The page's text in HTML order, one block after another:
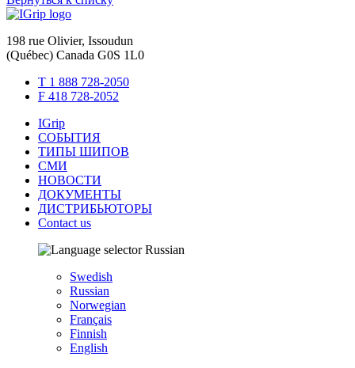
198 rue Olivier, Issoudun
(Québec) Canada G0S 1L0
T 1 888 728-2050
F 418 728-2052
IGrip
СОБЫТИЯ
ТИПЫ ШИПОВ
СМИ
НОВОСТИ
ДОКУМЕНТЫ
ДИСТРИБЬЮТОРЫ
Contact us
Russian
Swedish
Russian
Norwegian
Français
Finnish
English